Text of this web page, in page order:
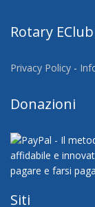
Rotary
Privacy Policy -
Donazioni
Siti